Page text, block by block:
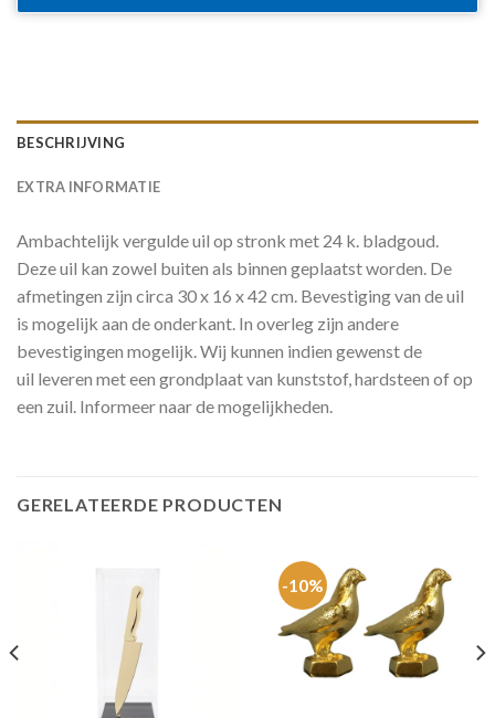
BESCHRIJVING
EXTRA INFORMATIE
Ambachtelijk vergulde uil op stronk met 24 k. bladgoud.
Deze uil kan zowel buiten als binnen geplaatst worden. De
afmetingen zijn circa 30 x 16 x 42 cm. Bevestiging van de uil
is mogelijk aan de onderkant. In overleg zijn andere
bevestigingen mogelijk. Wij kunnen indien gewenst de
uil leveren met een grondplaat van kunststof, hardsteen of op
een zuil. Informeer naar de mogelijkheden.
GERELATEERDE PRODUCTEN
-10%